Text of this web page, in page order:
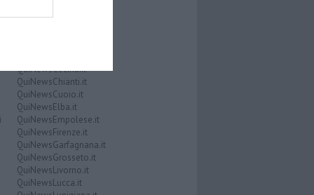
QuiNewsAmiata.it
QuiNewsCecina.it
QuiNewsChianti.it
QuiNewsCuoio.it
QuiNewsElba.it
QuiNewsEmpolese.it
QuiNewsFirenze.it
QuiNewsGarfagnana.it
QuiNewsGrosseto.it
QuiNewsLivorno.it
QuiNewsLucca.it